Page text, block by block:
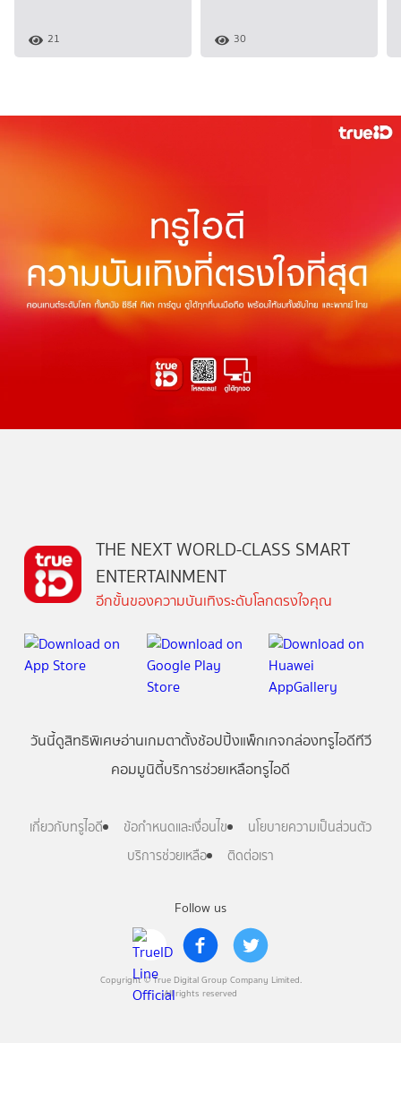
21 30
Follow us
Copyright © True Digital Group Company Limited.
All rights reserved
THE NEXT WORLD-CLASS SMART
ENTERTAINMENT
อีกขั้นของความบันเทิงระดับโลกตรงใจคุณ
วันนี้ดูสิทธิพิเศษอ่านเกมตาตั้งช้อปปิ้งแพ็กเกจกล่องทรูไอดีทีวี
คอมมูนิตี้บริการช่วยเหลือทรูไอดี
เกี่ยวกับทรูไอดี ข้อกำหนดและเงื่อนไข
นโยบายความเป็นส่วนตัว
บริการช่วยเหลือ
ติดต่อเรา